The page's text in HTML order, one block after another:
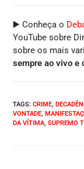
▶️ Conheça o
YouTube sobre
sobre os mais
sempre ao vivo e
TAGS:CRIME,
VONTADE,
DA VÍTIMA, SUPREMO